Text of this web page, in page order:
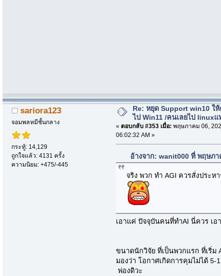
sariora123
จอมพลหมีชั้นกลาง
กระทู้: 14,129
ถูกใจแล้ว: 4131 ครั้ง
ความนิยม: +475/-445
Re: หยุด Support win10 ใ
ไป Win11 /คนเลยไป linuxแ
« ตอบกลับ #353 เมื่อ: พฤษภาคม 06,
06:02:32 AM »
อ้างจาก: wanit000 ที่ พฤษภ
จริง พวก ทำ AGI ควรสั่งประ
เอาแค่ ปัจจุบันคนที่ทำAI นี่ควร เอ
ขนาดนักวิจัย ที่เป็นพวกแรก ที่เริ่ม
มองว่า โอกาศเกิดการคุมไม่ได้ 5-
พ่องดิวะ